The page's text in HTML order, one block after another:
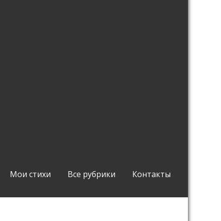
Мои стихи Все рубрики Контакты